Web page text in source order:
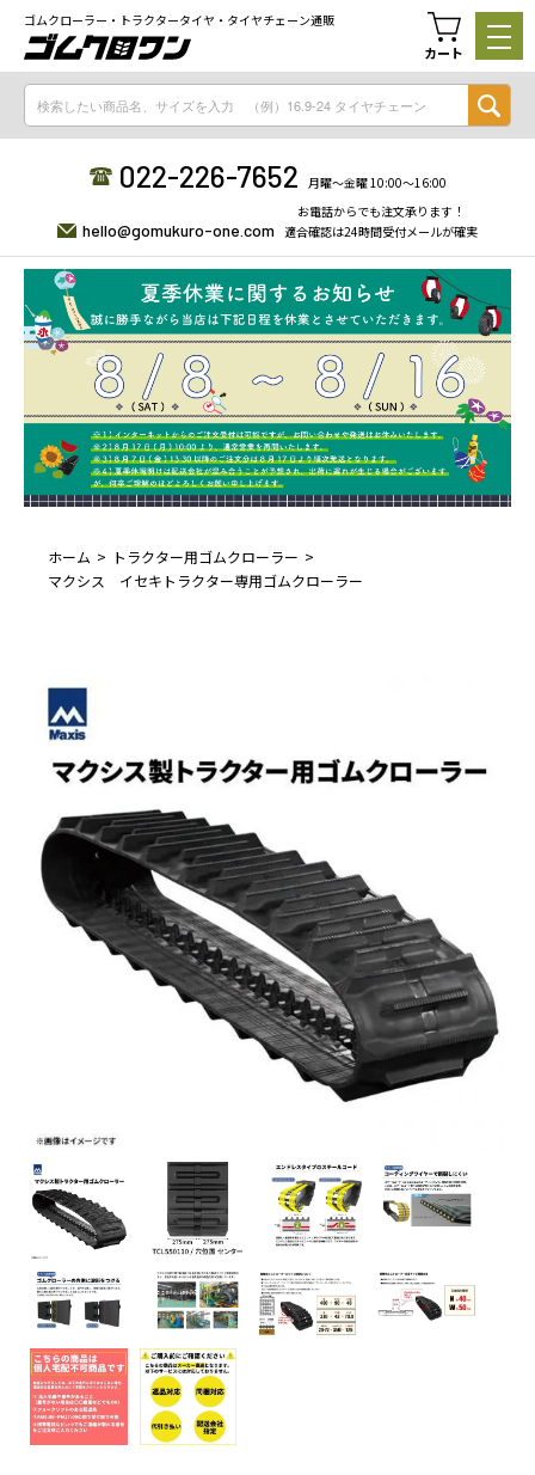
ゴムクローラー・トラクタータイヤ・タイヤチェーン通販
カート
022-226-7652 月曜〜金曜 10:00〜16:00
hello@gomukuro-one.com
お電話からでも注文承ります！
適合確認は24時間受付メールが確実
ホーム
トラクター用ゴムクローラー
マクシス イセキトラクター専用ゴムクローラー